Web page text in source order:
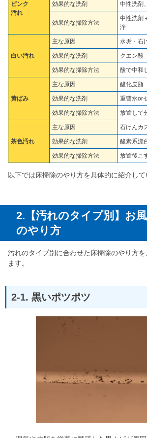
ピンク
汚れ
効果的な洗剤 中性洗剤
効果的な掃除方法
中性洗剤
浄
白い汚れ
主な原因 水垢・石
効果的な洗剤 クエン酸
効果的な掃除方法 酸で中和
黄ばみ
主な原因 酸化皮脂
効果的な洗剤 重曹水or
効果的な掃除方法 放置して
茶色汚れ
主な原因 石けんカ
効果的な洗剤 酸素系漂
効果的な掃除方法 放置後こ
以下では床掃除のやり方を具体的に紹介して
2.【汚れのタイプ別】お
のやり方
汚れのタイプ別に合わせた床掃除のやり方
ます。
2-1. 黒いポツポツ